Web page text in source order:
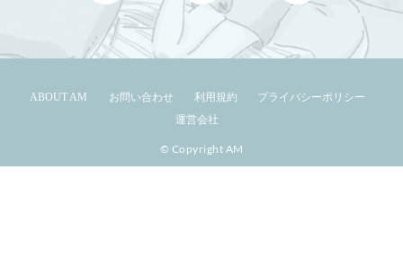
ABOUT AM お問い合わせ 利用規約
プライバシーポリシー
運営会社
© Copyright AM